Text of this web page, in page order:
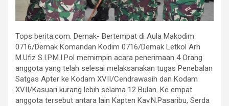
Tops berita.com. Demak- Bertempat di Aula Makodim
0716/Demak Komandan Kodim 0716/Demak Letkol Arh
M.Ufiz S.I.P.M.I.Pol memimpin acara penerimaan 4 Orang
anggota yang telah selesai melaksanakan tugas Penebalan
Satgas Apter ke Kodam XVII/Cendrawasih dan Kodam
XVII/Kasuari kurang lebih selama 12 Bulan. Ke empat
anggota tersebut antara lain Kapten Kav.N.Pasaribu, Serda